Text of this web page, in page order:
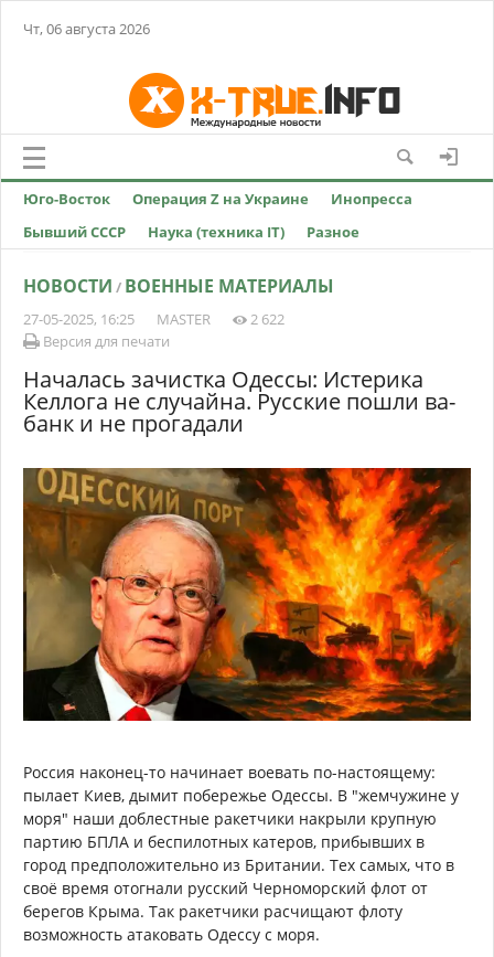
Чт, 06 августа 2026
Юго-Восток Операция Z на Украине
Инопресса
Бывший СССР
Наука (техника IT) Разное
НОВОСТИ / ВОЕННЫЕ МАТЕРИАЛЫ
27-05-2025, 16:25 MASTER
2 622
Версия для печати
Началась зачистка Одессы: Истерика
Келлога не случайна. Русские пошли ва-
банк и не прогадали
Россия наконец-то начинает воевать по-настоящему:
пылает Киев, дымит побережье Одессы. В "жемчужине у
моря" наши доблестные ракетчики накрыли крупную
партию БПЛА и беспилотных катеров, прибывших в
город предположительно из Британии. Тех самых, что в
своё время отогнали русский Черноморский флот от
берегов Крыма. Так ракетчики расчищают флоту
возможность атаковать Одессу с моря.